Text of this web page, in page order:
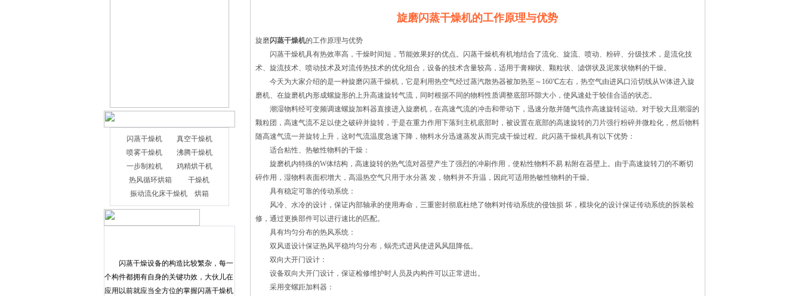
闪蒸干燥机
真空干燥机
喷雾干燥机
沸腾干燥机
一步制粒机
鸡精烘干机
热风循环烘箱
干燥机
振动流化床干燥机
烘箱
闪蒸干燥设备的构造比较繁杂，每一
个构件都拥有自身的关键功效，大伙儿在
应用以前就应当全方位的掌握闪蒸干燥机
旋磨闪蒸干燥机的工作原理与优势
旋磨闪蒸干燥机的工作原理与优势
闪蒸干燥机具有热效率高，干燥时间短，节能效果好的优点。闪蒸干燥机有机地结合了流化、旋流、喷动、粉碎、分级技术，是流化技
术、旋流技术、喷动技术及对流传热技术的优化组合，设备的技术含量较高，适用于膏糊状、颗粒状、滤饼状及泥浆状物料的干燥。
今天为大家介绍的是一种旋磨闪蒸干燥机，它是利用热空气经过蒸汽散热器被加热至～160℃左右，热空气由进风口沿切线从W体进入旋
磨机、在旋磨机内形成螺旋形的上升高速旋转气流，同时根据不同的物料性质调整底部环隙大小，使风速处于较佳合适的状态。
潮湿物料经可变频调速螺旋加料器直接进入旋磨机，在高速气流的冲击和带动下，迅速分散并随气流作高速旋转运动。对于较大且潮湿的
颗粒团，高速气流不足以使之破碎并旋转，于是在重力作用下落到主机底部时，被设置在底部的高速旋转的刀片强行粉碎并微粒化，然后物料
随高速气流一并旋转上升，这时气流温度急速下降，物料水分迅速蒸发从而完成干燥过程。此闪蒸干燥机具有以下优势：
适合粘性、热敏性物料的干燥：
旋磨机内特殊的W体结构，高速旋转的热气流对器壁产生了强烈的冲刷作用，使粘性物料不易 粘附在器壁上。由于高速旋转刀的不断切
碎作用，湿物料表面积增大，高温热空气只用于水分蒸 发，物料并不升温，因此可适用热敏性物料的干燥。
具有稳定可靠的传动系统：
风冷、水冷的设计，保证内部轴承的使用寿命，三重密封彻底杜绝了物料对传动系统的侵蚀损 坏，模块化的设计保证传动系统的拆装检
修，通过更换部件可以进行速比的匹配。
具有均匀分布的热风系统：
双风道设计保证热风平稳均匀分布，蜗壳式进风使进风风阻降低。
双向大开门设计：
设备双向大开门设计，保证检修维护时人员及内构件可以正常进出。
采用变螺距加料器：